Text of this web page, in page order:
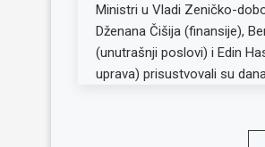
Ministri u Vladi Zeničko-
Dženana Čišija (finansije),
(unutrašnji poslovi) i Edin
uprava) prisustvovali su